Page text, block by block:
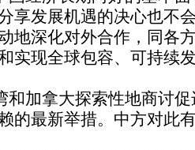
享发展机遇的决心也不
地深化对外合作，同各
实现全球包容、可持续
加拿大探索性地商讨促
的最新举措。中方对此